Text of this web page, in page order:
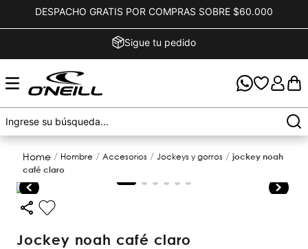
DESPACHO GRATIS POR COMPRAS SOBRE $60.000
Sigue tu pedido
hombre accesorios jockeys y gorros
jockey noah
café claro
jockey noah café claro